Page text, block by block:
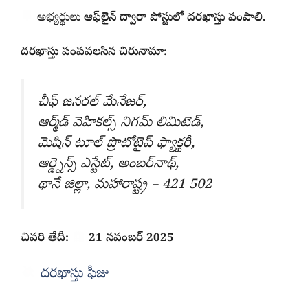
అభ్యర్థులుఆఫ్‌లైన్‌ ద్వారా పోస్టులో దరఖాస్తు పంపాలి.
దరఖాస్తు పంపవలసిన చిరునామా:
చీఫ్‌ జనరల్‌ మేనేజర్‌,
ఆర్మ్‌డ్ వెహికల్స్ నిగమ్ లిమిటెడ్‌,
మెషిన్‌ టూల్‌ ప్రొటోటైప్‌ ఫ్యాక్టరీ,
ఆర్డ్నెన్స్‌ ఎస్టేట్‌, అంబర్‌నాథ్‌,
థానే జిల్లా, మహారాష్ట్ర – 421 502
చివరి తేదీ: 21 నవంబర్ 2025
దరఖాస్తు ఫీజు